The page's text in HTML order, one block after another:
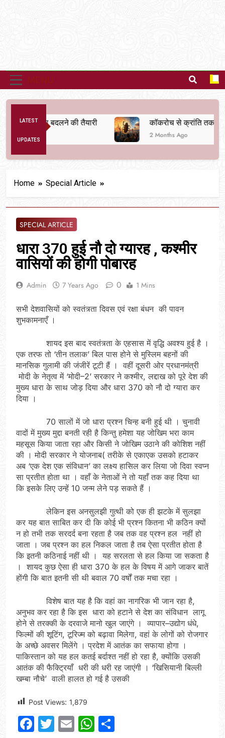
LATEST
UPDATES
व्यवस्था बदलने की तैयारी कॉकरोच से क्रांति तक
2 Months Ago
Home Special Article
SPECIAL ARTICLE
धारा 370 हुई नौ दो ग्यारह , कश्मीर
वासियों की होगी पोबारह
Admin 7 Years Ago 0 1 Mins
सभी देशवासियों को स्वतंत्र्ता दिवस एवं रक्षा बंधन की पावन
शुभकामनाएँ ।
शायद इस बाद स्वतंत्र्ता के एहसास में वृद्धि अवश्य हुई है ।
एक तरफ तो ‘तीन तलाक’ बिल पास होने से मुस्लिम बहनों की
मानसिक गुलामी की जंजीरें टूटी हैं । वहीं दूसरी ओर प्रधानमंत्री
मोदी के नेतृत्व में ‘मोदी–2’ सरकार ने कश्मीर, लद्दाख को पूरे देश की
मुख्य धारा के साथ जोड़ दिया और धारा 370 को नौ दो ग्यारा कर
दिया ।
70 सालों में जो धारा प्रश्न चिन्ह बनी हुई थी । चुनावी
वादों में मुख्य मुद्दा बनती रही है किन्तु हमेशा यह जोखिम भरा काम
महसूस किया जाता रहा और किसी ने जोखिम उठाने की कोशिश नहीं
की । मोदी सरकार ने योजनाब( तरीके से एकाएक उसको हटाकर
अब ‘एक देश एक संविधान’ का लक्ष्य हासिल कर लिया जो दिवा स्वप्न
सा प्रतीत होता था । वहाँ के नेताओं ने तो यहाँ तक कह दिया था
कि इसके लिए उन्हें 10 जन्म लेने पड़ सकते हैं ।
लेकिन इस अनसुलझी गुत्थी को एक ही झटके में सुलझा
कर यह बात साबित कर दी कि कोई भी प्रश्न कितना भी कठिन क्यों
न हो तभी तक सरदर्द बना रहता है जब तक वह प्रश्न हल नहीं हो
जाता । जब प्रश्न का हल निकल जाता है तब ऐसा प्रतीत होता है
कि इतनी कठिनाई नहीं थी । यह सरलता से हल किया जा सकता है
। शायद कुछ ऐसा ही धारा 370 के हल के विषय में आगे जाकर बातें
होंगी कि बात इतनी सी थी बवाल 70 वर्षों तक मचा रहा ।
विशेष बात यह है कि वहां का नागरिक भी जान रहा है,
अनुभव कर रहा है कि इस धारा को हटाने से देश का संविधान लागू
होने से तरक्की के दरवाजे मानो खुल जाएंगे । व्यापार–उद्योग धंधे,
फिल्मों की शूटिंग, टूरिज्म को बढ़ावा मिलेगा, वहां के लोगों को रोजगार
के अच्छे अवसर मिलेंगे । प्रदेश में आतंक का सफाया होगा ।
पाकिस्तान को यह हल कतई बर्दाश्त नहीं हो रहा है, क्योंकि उसकी
आतंक की फैक्ट्रियाँ धरी की धरी रह जाएंगी । ‘खिसियानी बिल्ली
खम्बा नौचे’ वाली हालत हो गई है उसकी
Post Views: 1,879
Facebook
Twitter
EmailWhatsApp